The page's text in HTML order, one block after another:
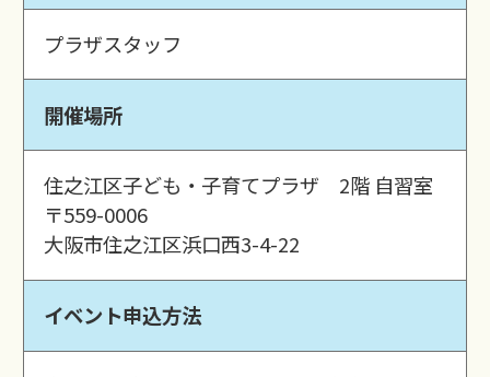
プラザスタッフ
開催場所
住之江区子ども・子育てプラザ 2階 自習室
〒559-0006
大阪市住之江区浜口西3-4-22
イベント申込方法